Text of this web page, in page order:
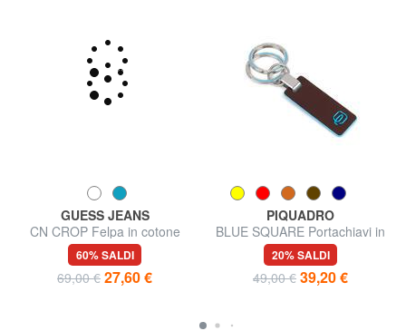
GUESS JEANS
CN CROP Felpa in cotone
60% SALDI
69,00 € 27,60 €
PIQUADRO
BLUE SQUARE Portachiavi in
pelle
20% SALDI
49,00 € 39,20 €